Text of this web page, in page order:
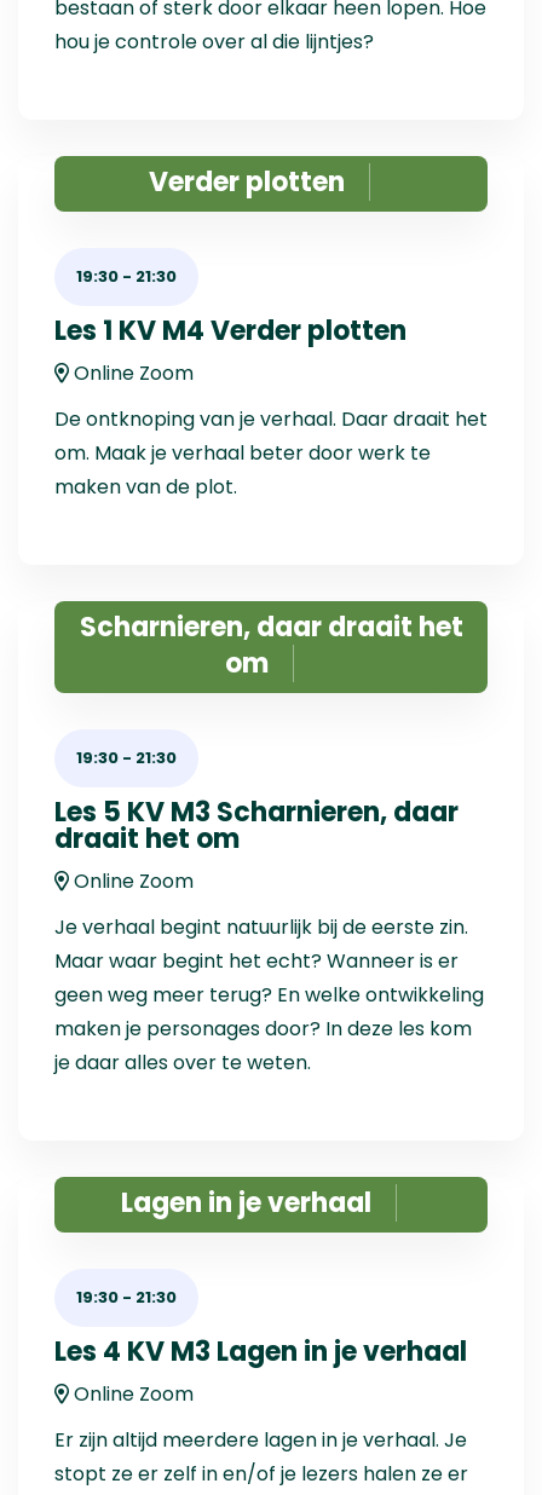
bestaan of sterk door elkaar heen lopen. Hoe
hou je controle over al die lijntjes?
Verder plotten
19:30 - 21:30
Les 1 KV M4 Verder plotten
Online Zoom
De ontknoping van je verhaal. Daar draait het
om. Maak je verhaal beter door werk te
maken van de plot.
Scharnieren, daar draait het
om
19:30 - 21:30
Les 5 KV M3 Scharnieren, daar
draait het om
Online Zoom
Je verhaal begint natuurlijk bij de eerste zin.
Maar waar begint het echt? Wanneer is er
geen weg meer terug? En welke ontwikkeling
maken je personages door? In deze les kom
je daar alles over te weten.
Lagen in je verhaal
19:30 - 21:30
Les 4 KV M3 Lagen in je verhaal
Online Zoom
Er zijn altijd meerdere lagen in je verhaal. Je
stopt ze er zelf in en/of je lezers halen ze er